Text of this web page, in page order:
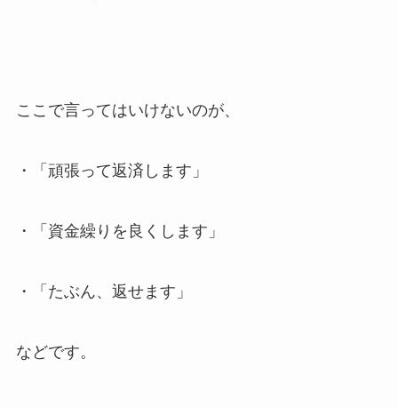
ここで言ってはいけないのが、
・「頑張って返済します」
・「資金繰りを良くします」
・「たぶん、返せます」
などです。